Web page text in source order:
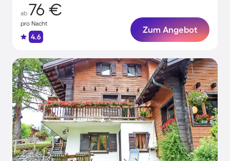
ab 76 €
pro Nacht
4.6
Zum Angebot